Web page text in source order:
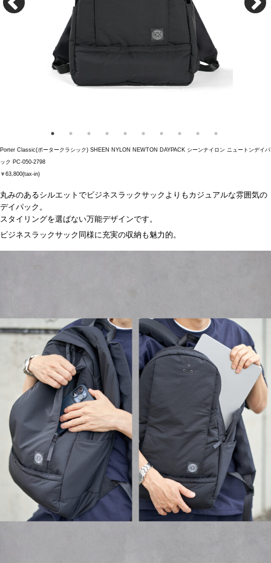
Porter Classic(ポータークラシック) SHEEN NYLON NEWTON DAYPACK シーンナイロン ニュートンデイパ
ック PC-050-2798
￥63,800(tax-in)
丸みのあるシルエットでビジネスラックサックよりもカジュアルな雰囲気の
デイパック。
スタイリングを選ばない万能デザインです。
ビジネスラックサック同様に充実の収納も魅力的。